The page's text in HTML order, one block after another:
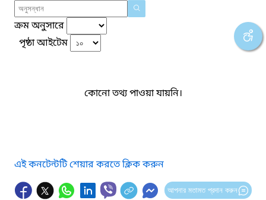
ক্রম অনুসারে
পৃষ্ঠা আইটেম
কোনো তথ্য পাওয়া যায়নি।
এই কনটেন্টটি শেয়ার করতে ক্লিক করুন
আপনার মতামত প্রদান করুন